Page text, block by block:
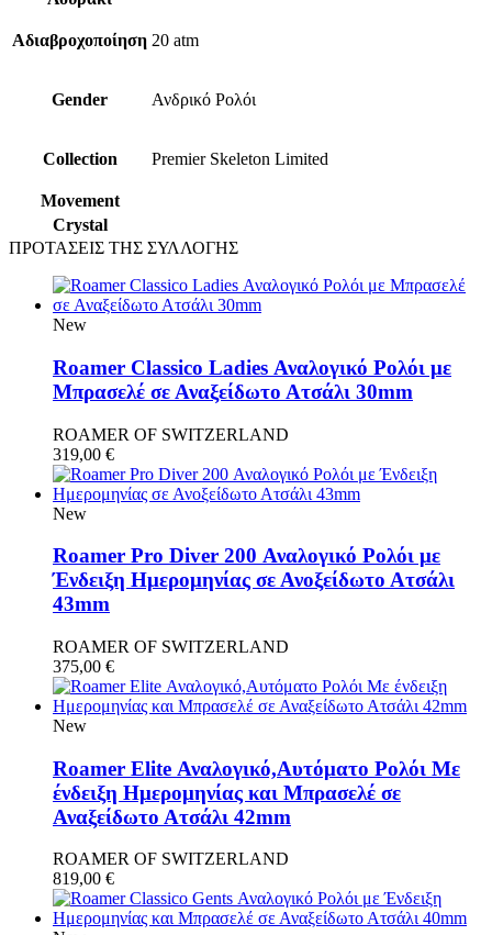
Αδιαβροχοποίηση 20 atm
Gender Ανδρικό Ρολόι
Collection Premier Skeleton Limited
Movement
Crystal
ΠΡΟΤΑΣΕΙΣ ΤΗΣ ΣΥΛΛΟΓΗΣ
New
Roamer Classico Ladies Αναλογικό Ρολόι με
Μπρασελέ σε Αναξείδωτο Ατσάλι 30mm
ROAMER OF SWITZERLAND
319,00 €
New
Roamer Pro Diver 200 Αναλoγικό Ρολόι με
Ένδειξη Ημερομηνίας σε Ανοξείδωτο Ατσάλι
43mm
ROAMER OF SWITZERLAND
375,00 €
New
Roamer Elite Αναλογικό,Αυτόματο Ρολόι Με
ένδειξη Ημερομηνίας και Μπρασελέ σε
Αναξείδωτο Ατσάλι 42mm
ROAMER OF SWITZERLAND
819,00 €